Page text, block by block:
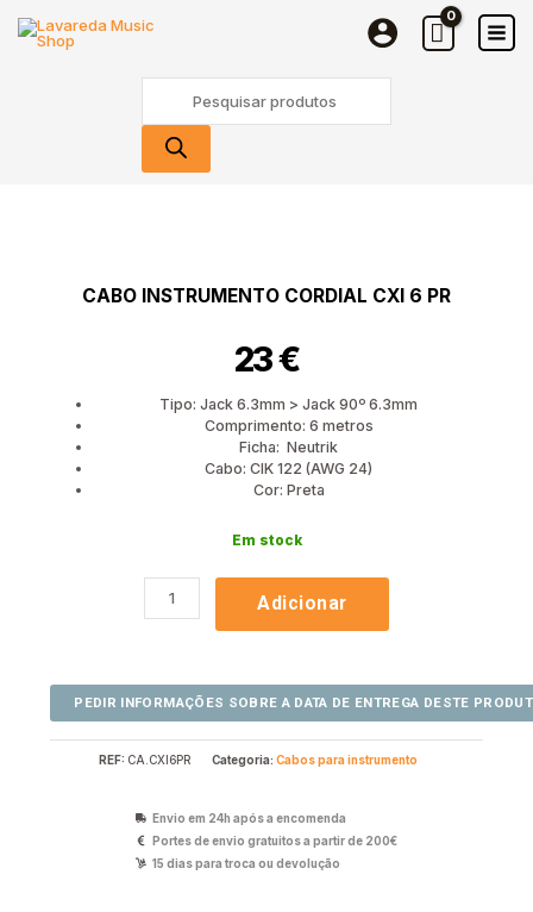
search
CABO INSTRUMENTO CORDIAL CXI 6 PR
23€
Tipo: Jack 6.3mm > Jack 90º 6.3mm
Comprimento: 6 metros
Ficha: Neutrik
Cabo: CIK 122 (AWG 24)
Cor: Preta
Em stock
instrumento
CORDIAL
Adicionar
REF: CA.CXI6PR Categoria: Cabos para instrumento
Envio em 24h após a encomenda
Portes de envio gratuitos a partir de 200€
15 dias para troca ou devolução
PR